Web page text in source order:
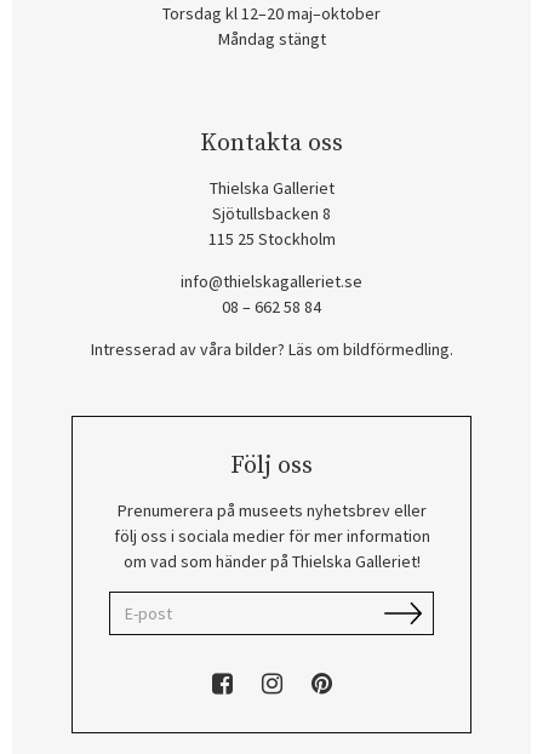
Torsdag kl 12–20 maj–oktober
Måndag stängt
Kontakta oss
Thielska Galleriet
Sjötullsbacken 8
115 25 Stockholm
info@thielskagalleriet.se
08 – 662 58 84
Intresserad av våra bilder? Läs om bildförmedling.
Följ oss
Prenumerera på museets nyhetsbrev eller
följ oss i sociala medier för mer information
om vad som händer på Thielska Galleriet!